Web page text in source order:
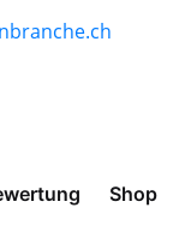
Shop